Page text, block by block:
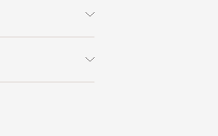
White
печи.